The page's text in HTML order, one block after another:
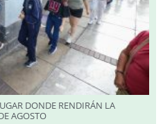
DONDE RENDIRÁN LA
AGOSTO